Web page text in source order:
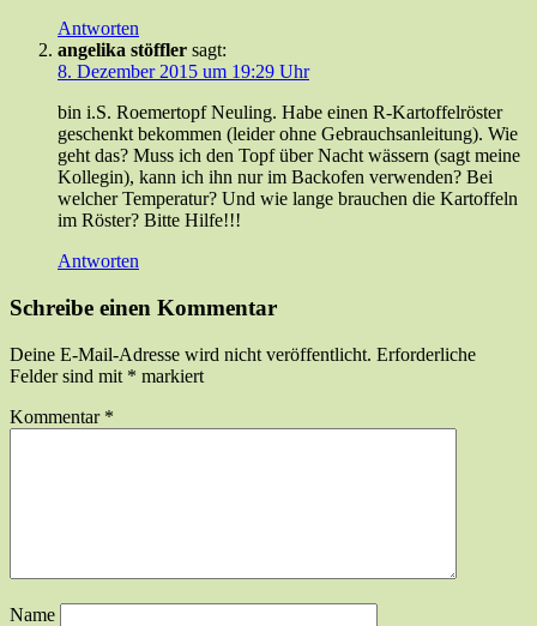
Antworten
angelika stöffler sagt:
8. Dezember 2015 um 19:29 Uhr
bin i.S. Roemertopf Neuling. Habe einen R-Kartoffelröster
geschenkt bekommen (leider ohne Gebrauchsanleitung). Wie
geht das? Muss ich den Topf über Nacht wässern (sagt meine
Kollegin), kann ich ihn nur im Backofen verwenden? Bei
welcher Temperatur? Und wie lange brauchen die Kartoffeln
im Röster? Bitte Hilfe!!!
Antworten
Schreibe einen Kommentar
Deine E-Mail-Adresse wird nicht veröffentlicht. Erforderliche
Felder sind mit * markiert
Kommentar *
Name